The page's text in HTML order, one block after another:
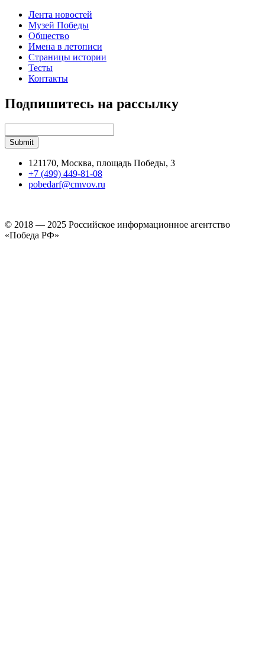
Лента новостей
Музей Победы
Общество
Имена в летописи
Страницы истории
Тесты
Контакты
Подпишитесь на рассылку
121170, Москва, площадь Победы, 3
+7 (499) 449-81-08
pobedarf@cmvov.ru
© 2018 — 2025 Российское информационное агентство
«Победа РФ»